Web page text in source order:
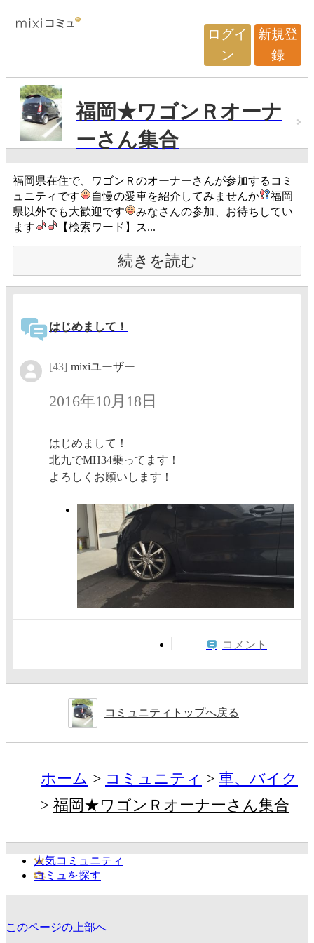
ログイ
ン
新規登
録
福岡★ワゴンＲオーナ
ーさん集合
福岡県在住で、ワゴンＲのオーナーさんが参加するコミ
ュニティです
自慢の愛車を紹介してみませんか
福岡
県以外でも大歓迎です
みなさんの参加、お待ちしてい
ます
【検索ワード】ス...
続きを読む
はじめまして！
[43] mixiユーザー
2016年10月18日
はじめまして！
北九でMH34乗ってます！
よろしくお願いします！
コメント
コミュニティトップへ戻る
ホーム コミュニティ
車、バイク
福岡★ワゴンＲオーナーさん集合
人気コミュニティ
コミュを探す
このページの上部へ